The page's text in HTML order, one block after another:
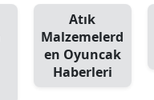
Hakkari
Hatay
Atık
Malzemelerd
en Oyuncak
Haberleri